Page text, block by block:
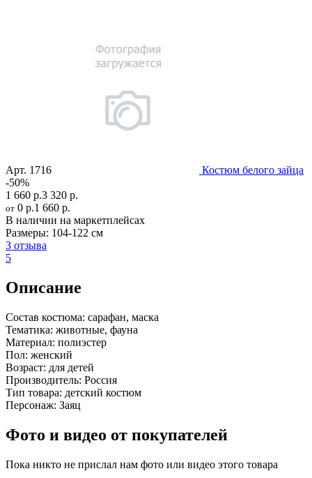
Арт. 1716
Костюм белого зайца
-50%
1 660 р.3 320 р.
от 0 р.1 660 р.
В наличии на маркетплейсах
Размеры: 104-122 см
3 отзыва
5
Описание
Состав костюма: сарафан, маска
Тематика: животные, фауна
Материал: полиэстер
Пол: женский
Возраст: для детей
Производитель: Россия
Тип товара: детский костюм
Персонаж: Заяц
Фото и видео от покупателей
Пока никто не прислал нам фото или видео этого товара